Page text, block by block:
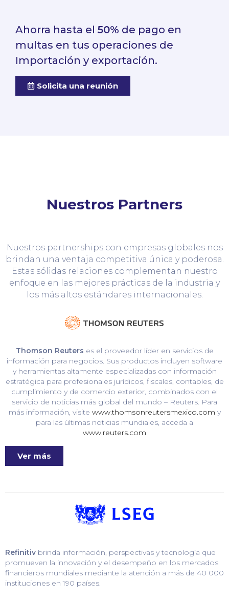
Ahorra hasta el 50% de pago en
multas en tus operaciones de
Importación y exportación.
Solicita una reunión
Nuestros Partners
Nuestros partnerships con empresas globales nos
brindan una ventaja competitiva única y poderosa.
Estas sólidas relaciones complementan nuestro
enfoque en las mejores prácticas de la industria y
los más altos estándares internacionales.
Thomson Reuters es el proveedor líder en servicios de
información para negocios. Sus productos incluyen software
y herramientas altamente especializadas con información
estratégica para profesionales jurídicos, fiscales, contables, de
cumplimiento y de comercio exterior, combinados con el
servicio de noticias más global del mundo – Reuters. Para
más información, visite www.thomsonreutersmexico.com y
para las últimas noticias mundiales, acceda a
www.reuters.com
Ver más
Refinitiv brinda información, perspectivas y tecnología que
promueven la innovación y el desempeño en los mercados
financieros mundiales mediante la atención a más de 40 000
instituciones en 190 países.